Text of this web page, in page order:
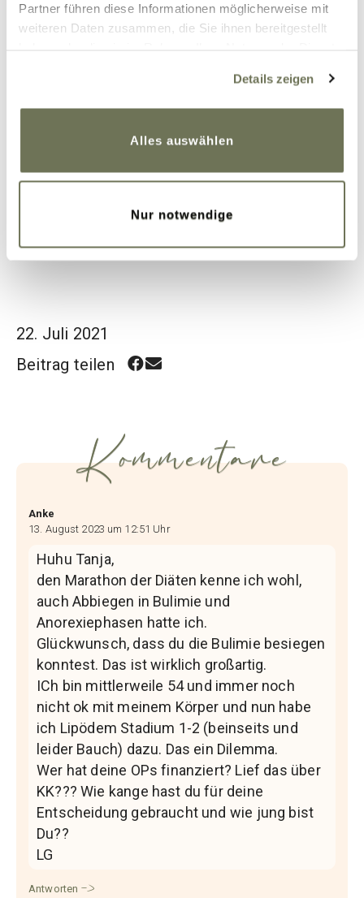
Partner führen diese Informationen möglicherweise mit
weiteren Daten zusammen, die Sie ihnen bereitgestellt
Cookies, wenn Sie unsere Webseite weiterhin nutzen.
Weitere Informationen finden Sie in unserer
Details zeigen
Alles auswählen
Nur notwendige
Mein Weg zu mir
entschieden und seitdem hat sich mein Leben
jede positive Veränderung und beginne langsam
wieder mich selbst zu lieben. Es liegt sicher noch
große Schritte habe ich schon geschafft.
22. Juli 2021
Beitrag teilen
Kommentare
Anke
13. August 2023 um 12:51 Uhr
Huhu Tanja,
den Marathon der Diäten kenne ich wohl,
auch Abbiegen in Bulimie und
Anorexiephasen hatte ich.
Glückwunsch, dass du die Bulimie besiegen
konntest. Das ist wirklich großartig.
ICh bin mittlerweile 54 und immer noch
nicht ok mit meinem Körper und nun habe
ich Lipödem Stadium 1-2 (beinseits und
leider Bauch) dazu. Das ein Dilemma.
Wer hat deine OPs finanziert? Lief das über
KK??? Wie kange hast du für deine
Entscheidung gebraucht und wie jung bist
Du??
LG
Antworten